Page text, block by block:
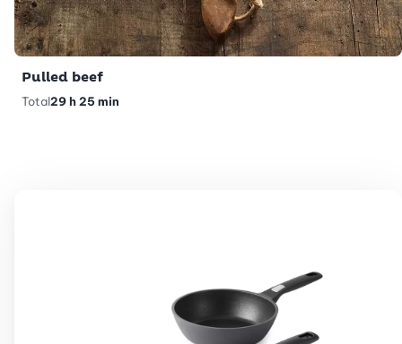
Pulled beef
Total29 h 25 min